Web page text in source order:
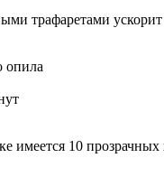
трафаретами
опила
имеется 10